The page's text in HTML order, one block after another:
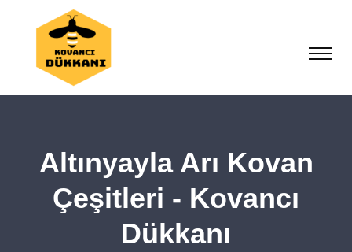
Altınyayla Arı Kovan
Çeşitleri - Kovancı
Dükkanı